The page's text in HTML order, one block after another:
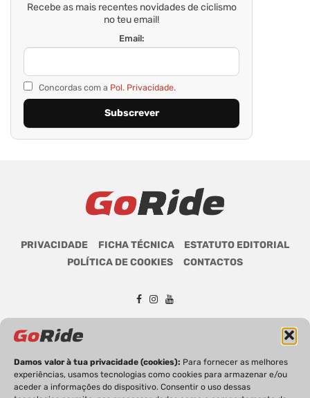
Damos valor à tua privacidade (cookies): Para fornecer as melhores
experiências, usamos tecnologias como cookies para armazenar e/ou
aceder a informações do dispositivo. Consentir o uso dessas
Recebe as mais recentes novidades de ciclismo
no teu email!
Email:
Concordas com a Pol. Privacidade.
PRIVACIDADE FICHA TÉCNICA
ESTATUTO EDITORIAL
POLÍTICA DE COOKIES
CONTACTOS
GoRide 2026 | Todos os direitos reservados.